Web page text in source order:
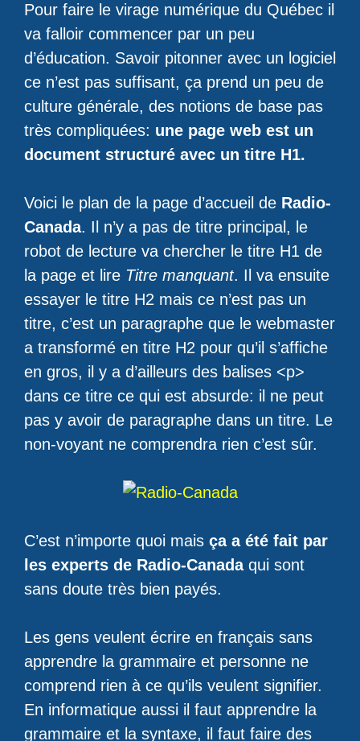
Pour faire le virage numérique du Québec il
va falloir commencer par un peu
d’éducation. Savoir pitonner avec un logiciel
ce n’est pas suffisant, ça prend un peu de
culture générale, des notions de base pas
très compliquées: une page web est un
document structuré avec un titre H1.
Voici le plan de la page d’accueil de Radio-
Canada. Il n’y a pas de titre principal, le
robot de lecture va chercher le titre H1 de
la page et lire Titre manquant. Il va ensuite
essayer le titre H2 mais ce n’est pas un
titre, c’est un paragraphe que le webmaster
a transformé en titre H2 pour qu’il s’affiche
en gros, il y a d’ailleurs des balises <p>
dans ce titre ce qui est absurde: il ne peut
pas y avoir de paragraphe dans un titre. Le
non-voyant ne comprendra rien c’est sûr.
C’est n’importe quoi mais ça a été fait par
les experts de Radio-Canadaqui sont
sans doute très bien payés.
Les gens veulent écrire en français sans
apprendre la grammaire et personne ne
comprend rien à ce qu’ils veulent signifier.
En informatique aussi il faut apprendre la
grammaire et la syntaxe, il faut faire des